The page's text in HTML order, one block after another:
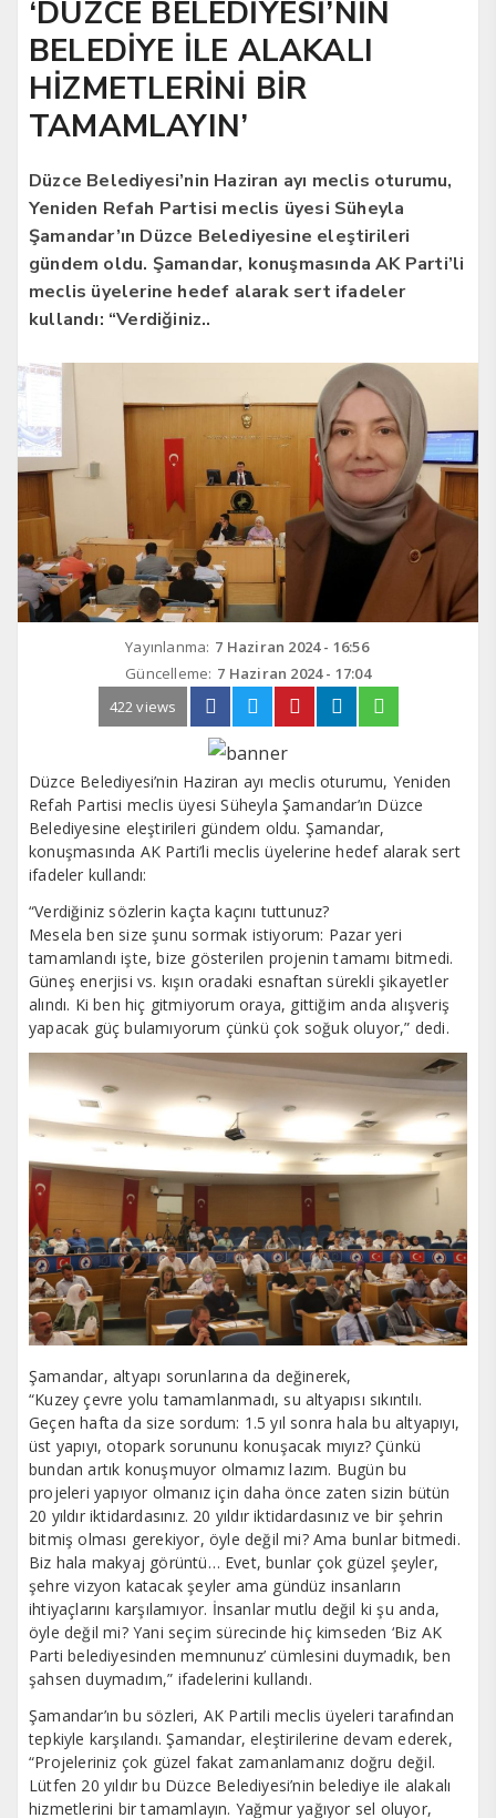
‘DÜZCE BELEDİYESİ’NİN
BELEDİYE İLE ALAKALI
HİZMETLERİNİ BİR
TAMAMLAYIN’
Düzce Belediyesi’nin Haziran ayı meclis oturumu,
Yeniden Refah Partisi meclis üyesi Süheyla
Şamandar’ın Düzce Belediyesine eleştirileri
gündem oldu. Şamandar, konuşmasında AK Parti’li
meclis üyelerine hedef alarak sert ifadeler
kullandı: “Verdiğiniz..
Yayınlanma: 7 Haziran 2024 - 16:56
Güncelleme: 7 Haziran 2024 - 17:04
422 views
Düzce Belediyesi’nin Haziran ayı meclis oturumu, Yeniden
Refah Partisi meclis üyesi Süheyla Şamandar’ın Düzce
Belediyesine eleştirileri gündem oldu. Şamandar,
konuşmasında AK Parti’li meclis üyelerine hedef alarak sert
ifadeler kullandı:
“Verdiğiniz sözlerin kaçta kaçını tuttunuz?
Mesela ben size şunu sormak istiyorum: Pazar yeri
tamamlandı işte, bize gösterilen projenin tamamı bitmedi.
Güneş enerjisi vs. kışın oradaki esnaftan sürekli şikayetler
alındı. Ki ben hiç gitmiyorum oraya, gittiğim anda alışveriş
yapacak güç bulamıyorum çünkü çok soğuk oluyor,” dedi.
Şamandar, altyapı sorunlarına da değinerek,
“Kuzey çevre yolu tamamlanmadı, su altyapısı sıkıntılı.
Geçen hafta da size sordum: 1.5 yıl sonra hala bu altyapıyı,
üst yapıyı, otopark sorununu konuşacak mıyız? Çünkü
bundan artık konuşmuyor olmamız lazım. Bugün bu
projeleri yapıyor olmanız için daha önce zaten sizin bütün
20 yıldır iktidardasınız. 20 yıldır iktidardasınız ve bir şehrin
bitmiş olması gerekiyor, öyle değil mi? Ama bunlar bitmedi.
Biz hala makyaj görüntü… Evet, bunlar çok güzel şeyler,
şehre vizyon katacak şeyler ama gündüz insanların
ihtiyaçlarını karşılamıyor. İnsanlar mutlu değil ki şu anda,
öyle değil mi? Yani seçim sürecinde hiç kimseden ‘Biz AK
Parti belediyesinden memnunuz’ cümlesini duymadık, ben
şahsen duymadım,” ifadelerini kullandı.
Şamandar’ın bu sözleri, AK Partili meclis üyeleri tarafından
tepkiyle karşılandı. Şamandar, eleştirilerine devam ederek,
“Projeleriniz çok güzel fakat zamanlamanız doğru değil.
Lütfen 20 yıldır bu Düzce Belediyesi’nin belediye ile alakalı
hizmetlerini bir tamamlayın. Yağmur yağıyor sel oluyor,